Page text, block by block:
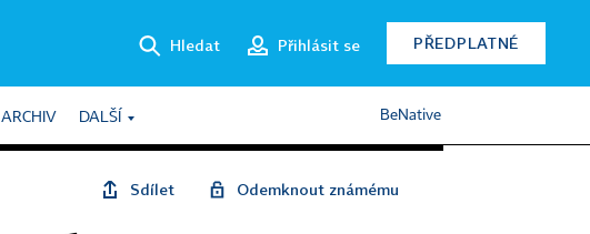
Hledat Přihlásit se PŘEDPLATNÉ
ARCHIV DALŠÍ BeNative
Sdílet Odemknout známému